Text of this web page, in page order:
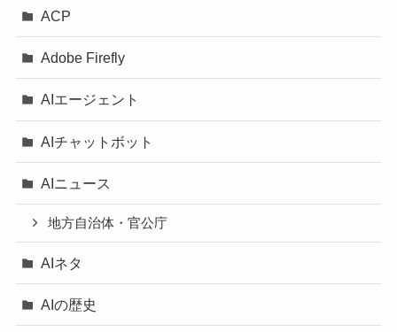
ACP
Adobe Firefly
AIエージェント
AIチャットボット
AIニュース
地方自治体・官公庁
AIネタ
AIの歴史